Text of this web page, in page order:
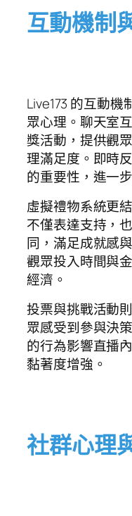
互動機制
Live173 的互動
眾心理。聊天室
獎活動，提供觀
理滿足度。即時
的重要性，進一
虛擬禮物系統更
不僅表達支持，
同，滿足成就感
觀眾投入時間與
經濟。
投票與挑戰活動
眾感受到參與決
的行為影響直播
黏著度增強。
社群心理